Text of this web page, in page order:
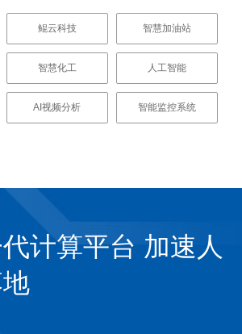
鲲云科技 智慧加油站
智慧化工 人工智能
AI视频分析 智能监控系统
计算平台 加速人